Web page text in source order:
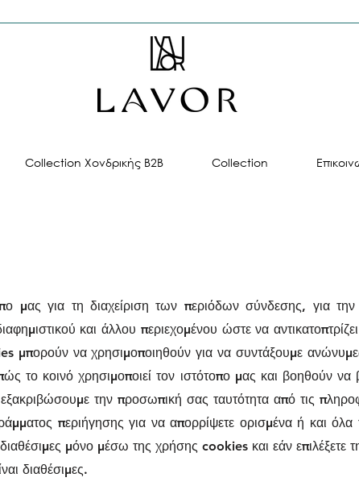
Collection Χονδρικής B2B Collection
μας για τη διαχείριση των περιόδων σύνδεσης, για την
και άλλου περιεχομένου ώστε να αντικατοπτρίζει
μπορούν να χρησιμοποιηθούν για να συντάξουμε ανώνυμες,
το κοινό χρησιμοποιεί τον ιστότοπο μας και βοηθούν να
την προσωπική σας ταυτότητα από τις
περιήγησης για να απορρίψετε ορισμένα ή και
διαθέσιμες μόνο μέσω της χρήσης cookies και εάν
διαθέσιμες.